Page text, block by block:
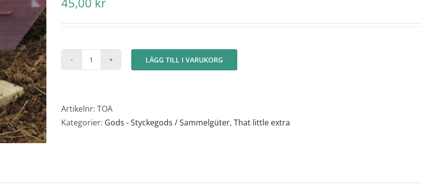
Baja-
LÄGG TILL I VARUKORG
Artikelnr: TOA
Kategorier: Gods - Styckegods / Sammelgüter, That little extra